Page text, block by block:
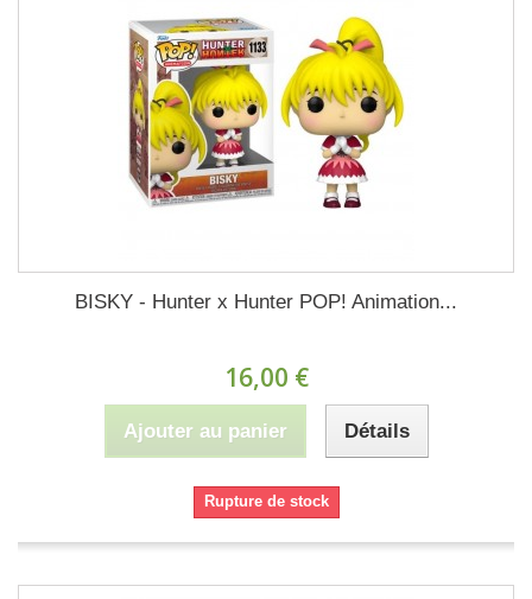
BISKY - Hunter x Hunter POP! Animation...
16,00 €
Ajouter au panier Détails
Rupture de stock